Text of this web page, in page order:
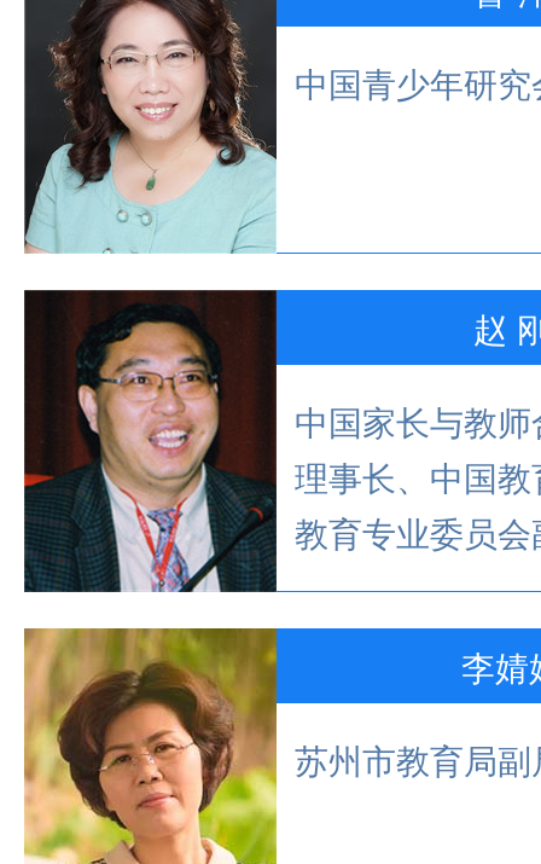
中国青少年研
赵
中国家长与教
理事长、中国
教育专业委员
李婧
苏州市教育局